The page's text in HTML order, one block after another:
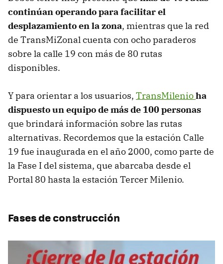
continúan operando para facilitar el
desplazamiento en la zona, mientras que la red
de TransMiZonal cuenta con ocho paraderos
sobre la calle 19 con más de 80 rutas
disponibles.
Y para orientar a los usuarios, TransMilenioha
dispuesto un equipo de más de 100 personas
que brindará información sobre las rutas
alternativas. Recordemos que la estación Calle
19 fue inaugurada en el año 2000, como parte de
la Fase I del sistema, que abarcaba desde el
Portal 80 hasta la estación Tercer Milenio.
Fases de construcción